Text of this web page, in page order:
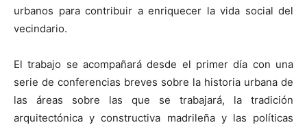
urbanos para contribuir a enriquecer la vida social del
vecindario.
El trabajo se acompañará desde el primer día con una
serie de conferencias breves sobre la historia urbana de
las áreas sobre las que se trabajará, la tradición
arquitectónica y constructiva madrileña y las políticas